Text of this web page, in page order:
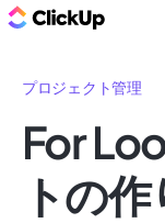
プロジェクト管理
For
トの